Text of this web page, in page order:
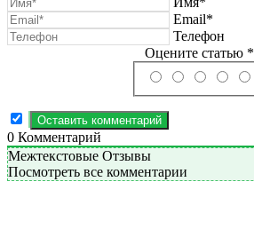
Email*
Телефон
Оцените статью *
0 Комментарий
Межтекстовые Отзывы
Посмотреть все комментарии